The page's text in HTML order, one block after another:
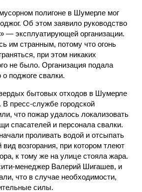
полигоне в Шумерле мог
Об этом заявило руководство
— эксплуатирующей организации.
им странным, потому что огонь
при этом никаких
не было. Организация подала
поджоге свалки.
бытовых отходов в Шумерле
В пресс-службе городской
что пожар удалось локализовать
спасателей и персонала свалки.
проливать водой и отсыпать
возгорания, при котором тлеют
к тому же на улице стояла жара.
менеджер Валерий Шигашев, и
что в случае необходимости,
силы.